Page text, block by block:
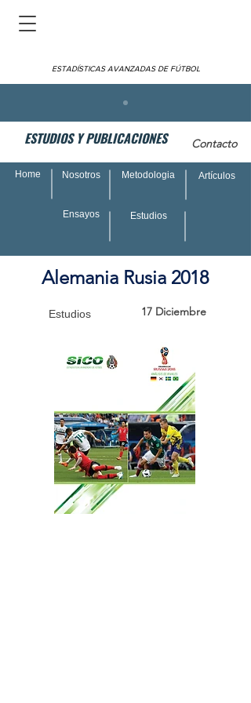
ESTADÍSTICAS AVANZADAS DE FÚTBOL
ESTUDIOS Y PUBLICACIONES Contacto
Home Nosotros Metodologia Artículos
Ensayos Estudios
Alemania Rusia 2018
Estudios 17 Diciembre